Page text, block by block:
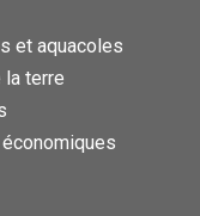
et aquacoles
terre